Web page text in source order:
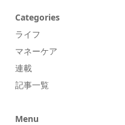
Categories
ライフ
マネーケア
連載
記事一覧
Menu